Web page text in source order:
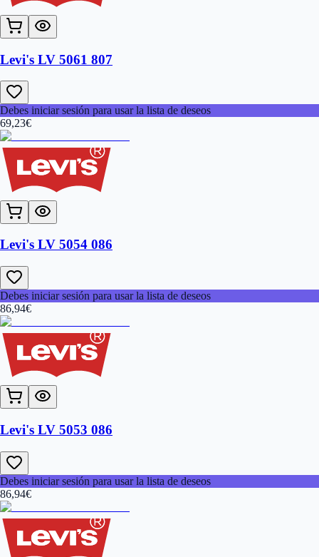
Levi's LV 5061 807
Debes iniciar sesión para usar la lista de deseos
69,23€
Levi's LV 5054 086
Debes iniciar sesión para usar la lista de deseos
86,94€
Levi's LV 5053 086
Debes iniciar sesión para usar la lista de deseos
86,94€